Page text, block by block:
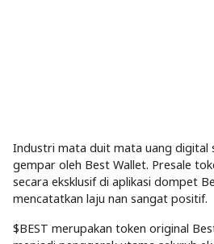
Industri mata duit mata uang digital
gempar oleh Best Wallet. Presale
secara eksklusif di aplikasi dompet
mencatatkan laju nan sangat positif.
$BEST merupakan token original